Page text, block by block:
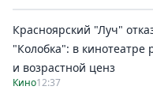
Красноярский "Луч"
"Колобка": в кинотеатре
и возрастной ценз
Кино12:37